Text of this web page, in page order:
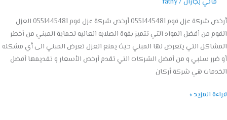
أرخص شركة عزل فوم 0551445481 أرخص شركة عزل فوم 0551445481 العزل
من أفضل المواد التي تتميز بقوة الصلابه العاليه لحماية المبني من أخطر
التي يتعرض لها المبني حيث يمنع العزل تعرض المبني الى أي مشكله
سلبي و من أفضل الشركات التي تقدم أرخص الأسعار و تقديمها أفضل
هي شركة أركان
المزيد »